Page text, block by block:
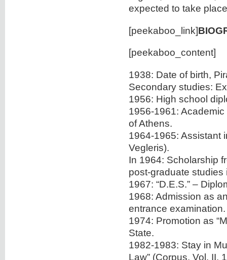
expected to take
[peekaboo_link]
[peekaboo_content]
1938: Date of birth,
Secondary studies:
1956: High school
1956-1961:
of Athens.
1964-1965: Assistant
Vegleris).
In 1964: Scholarship
post-graduate studies
1967: “D.E.S.” –
1968: Admission as
entrance examination.
1974: Promotion as
State.
1982-1983: Stay in
Law” (Corpus, Vol. II,